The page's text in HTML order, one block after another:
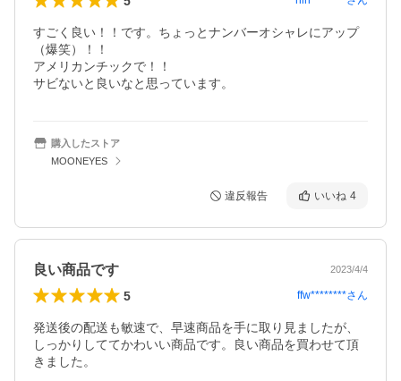
すごく良い！！です。ちょっとナンバーオシャレにアップ
（爆笑）！！
アメリカンチックで！！
サビないと良いなと思っています。
購入したストア
MOONEYES
違反報告 いいね 4
良い商品です 2023/4/4
5 ffw********さん
発送後の配送も敏速で、早速商品を手に取り見ましたが、
しっかりしててかわいい商品です。良い商品を買わせて頂
きました。